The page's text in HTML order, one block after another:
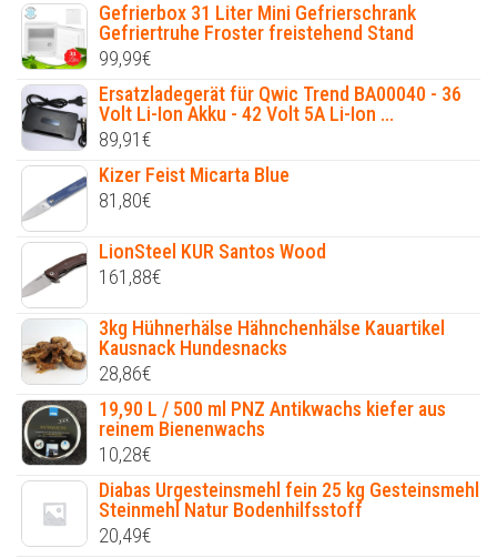
Gefrierbox 31 Liter Mini Gefrierschrank
Gefriertruhe Froster freistehend Stand
99,99€
Ersatzladegerät für Qwic Trend BA00040 - 36
Volt Li-Ion Akku - 42 Volt 5A Li-Ion ...
89,91€
Kizer Feist Micarta Blue
81,80€
LionSteel KUR Santos Wood
161,88€
3kg Hühnerhälse Hähnchenhälse Kauartikel
Kausnack Hundesnacks
28,86€
19,90 L / 500 ml PNZ Antikwachs kiefer aus
reinem Bienenwachs
10,28€
Diabas Urgesteinsmehl fein 25 kg Gesteinsmehl
Steinmehl Natur Bodenhilfsstoff
20,49€